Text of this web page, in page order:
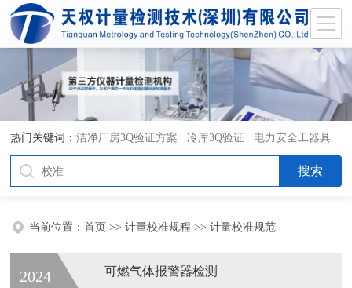
热门关键词：洁净厂房3Q验证方案 冷库3Q验证
电力安全工器具
检测
灭菌柜3Q验证操作方法 3Q验证
当前位置：首页 >>计量校准规程 >>计量校准规范
2024 可燃气体报警器检测